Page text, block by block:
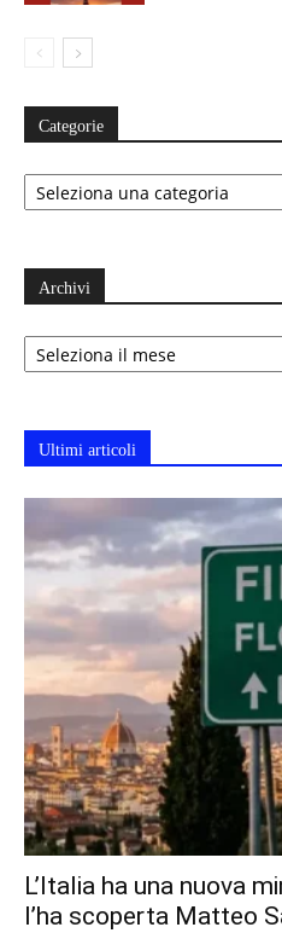
Categorie
Categorie
Archivi
Archivi
Ultimi articoli
L’Italia ha una nuova
l’ha scoperta Matteo